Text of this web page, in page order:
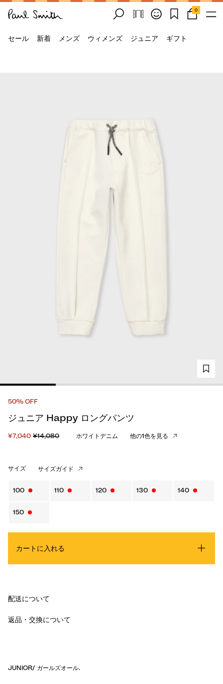
0
セール 新着 メンズ ウィメンズ ジュニア ギフト
50% OFF
ジュニア Happy ロングパンツ
¥7,040 ¥14,080 ホワイトデニム 他の1色を見る
サイズ サイズガイド
100 110 120 130 140
150
カートに入れる
配送について
返品・交換について
JUNIOR/ ガールズオール.